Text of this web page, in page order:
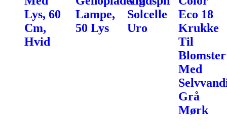
Lys, 60
Cm,
Hvid
Lampe,
50 Lys
Solcelle
Uro
Eco 18
Krukke
Til
Blomster
Med
Grå
Mørk